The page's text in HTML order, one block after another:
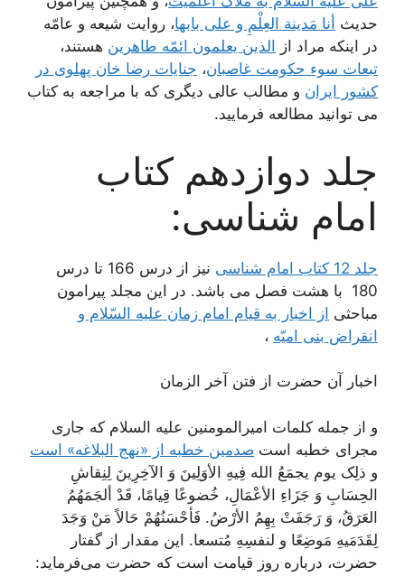
حدیث أنا مَدینة العِلْمِ و على بابها، روایت شیعه و عامّه
در اینکه مراد از
الذین یعلمون ائمّه طاهرین هستند،
تبعات سوء حکومت غاصبان‌، جنایات رضا خان پهلوى در
کشور ایران‌ و مطالب عالی دیگری که با مراجعه به کتاب
می توانید مطالعه فرمایید.
جلد دوازدهم کتاب
امام شناسی:
جلد 12 کتاب امام شناسی
نیز از درس 166 تا درس
180 با هشت فصل می باشد. در این مجلد پیرامون
مباحثی از اخبار به قیام امام زمان علیه السّلام و
انقراض بنى امیّه‌ ،
اخبار آن حضرت از فتن آخر الزمان‌
و از جمله کلمات امیرالمومنین علیه السلام که جارى
مجراى خطبه است صدمین خطبه از «نهج البلاغه» است
و ذلِک یوم یجمَعُ الله فِیهِ الأوَلِینَ وَ الآخِرِینَ لِنِقاشِ
الحِسَابِ وَ جَزَاءِ الأعْمَالِ‌، خُضوعًا قِیامًا‌، قَدْ ألجَمَهُمُ
العَرَقُ‌، وَ رَجَفَتْ بِهِمُ الأرْضُ‌. فَأحْسَنُهُمْ حَالاً مَنْ وَجَدَ
لِقَدَمَیهِ مَوضِعًا و لنفسِهِ مُتسعا. این مقدار از گفتار
حضرت، درباره روز قیامت است که حضرت مى‌فرماید: